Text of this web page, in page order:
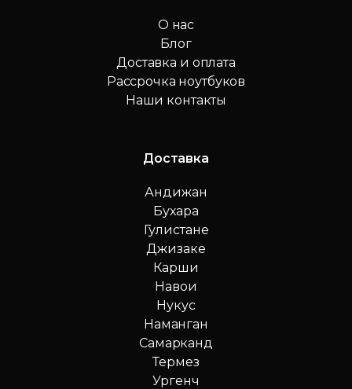
О нас
Блог
Доставка и оплата
Рассрочка ноутбуков
Наши контакты
Доставка
Андижан
Бухара
Гулистане
Джизаке
Карши
Навои
Нукус
Наманган
Самарканд
Термез
Ургенч